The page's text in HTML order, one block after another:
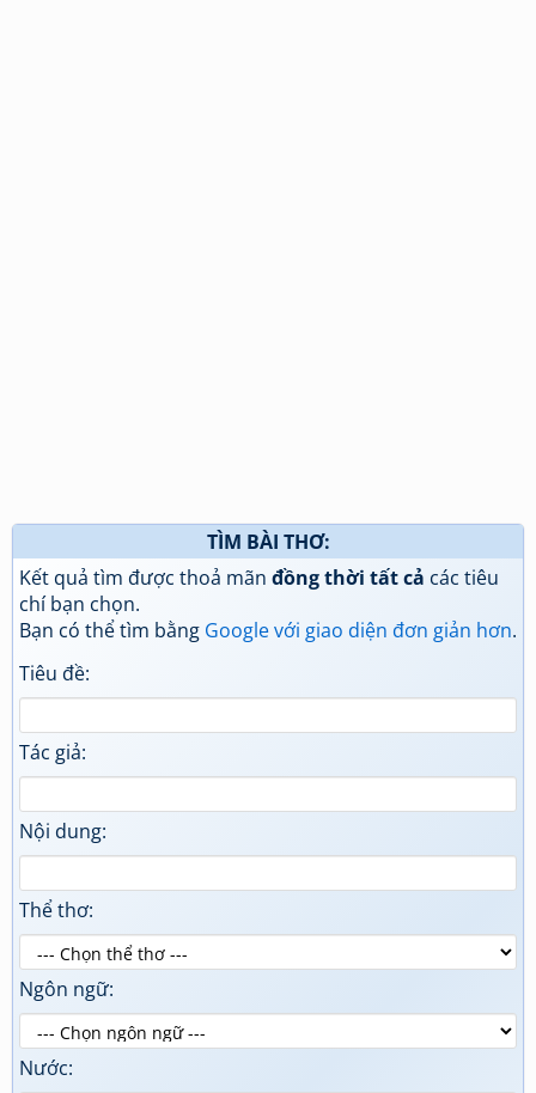
TÌM BÀI THƠ:
Kết quả tìm được thoả mãn đồng thời tất cả các tiêu
chí bạn chọn.
Bạn có thể tìm bằng Google với giao diện đơn giản hơn.
Tiêu đề:
Tác giả:
Nội dung:
Thể thơ:
Ngôn ngữ:
Nước: